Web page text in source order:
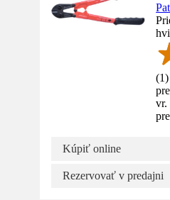
(1)
vr.
Kúpiť online
Rezervovať v predajni